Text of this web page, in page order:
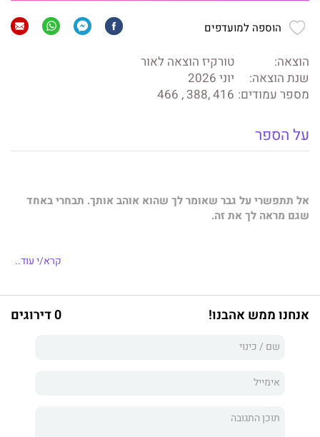
הוספה למועדפים
הוצאה:
טורקיז הוצאה לאור
שנת הוצאה:
יוני 2026
מספר עמודים: 416 ,388 , 466
על הספר
אל תתפשרי על גבר שאומר לך שהוא אוהב אותך. תבחרי באחד
שגם מראה לך את זה.
כשאימא שלי מתה, הבטחתי לה שאדאג לאחותי הקטנה. ואז גיליתי
יש רק דבר אחד שאני צריכה לעשות – לתקן את זה. בכל מחיר.
התפקיד שלי הוא להגן עליה… ועד כה נכשלתי בזה.
למזלי, אני נתקלת בהצעת עבודה כעוזרת אישית למנכ״ל במדינה
להתחיל מחדש.
הושמט החלק על עבודה עבור המיליארדר המנוול הכי גדול בלאס
קרא/י עוד..
אנחנו ממש אהבנו! 0 דירוגים